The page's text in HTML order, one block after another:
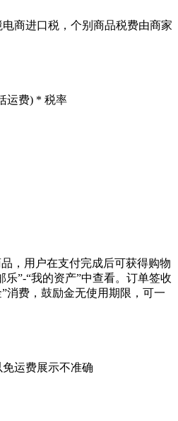
商进口税，个别商品税费由商家
运费) * 税率
，用户在支付完成后可获得购物
乐”-“我的资产”中查看。订单签收
消费，鼓励金无使用期限，可一
运费展示不准确